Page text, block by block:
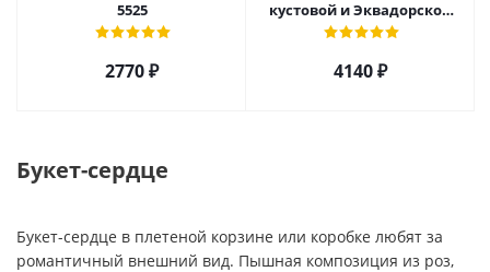
5525
2770 ₽
кустовой и Эквадорской
розы, орхидеи и гербер
4140 ₽
Букет-сердце
Букет-сердце в плетеной корзине или коробке любят за
романтичный внешний вид. Пышная композиция из роз,